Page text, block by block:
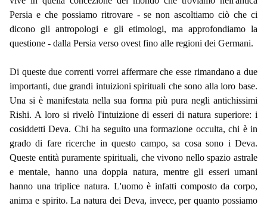
Persia e che possiamo ritrovare - se non ascoltiamo ciò che ci
dicono gli antropologi e gli etimologi, ma approfondiamo la
questione - dalla Persia verso ovest fino alle regioni dei Germani.
Di queste due correnti vorrei affermare che esse rimandano a due
importanti, due grandi intuizioni spirituali che sono alla loro base.
Una si è manifestata nella sua forma più pura negli antichissimi
Rishi. A loro si rivelò l'intuizione di esseri di natura superiore: i
cosiddetti Deva. Chi ha seguito una formazione occulta, chi è in
grado di fare ricerche in questo campo, sa cosa sono i Deva.
Queste entità puramente spirituali, che vivono nello spazio astrale
e mentale, hanno una doppia natura, mentre gli esseri umani
hanno una triplice natura. L'uomo è infatti composto da corpo,
anima e spirito. La natura dei Deva, invece, per quanto possiamo